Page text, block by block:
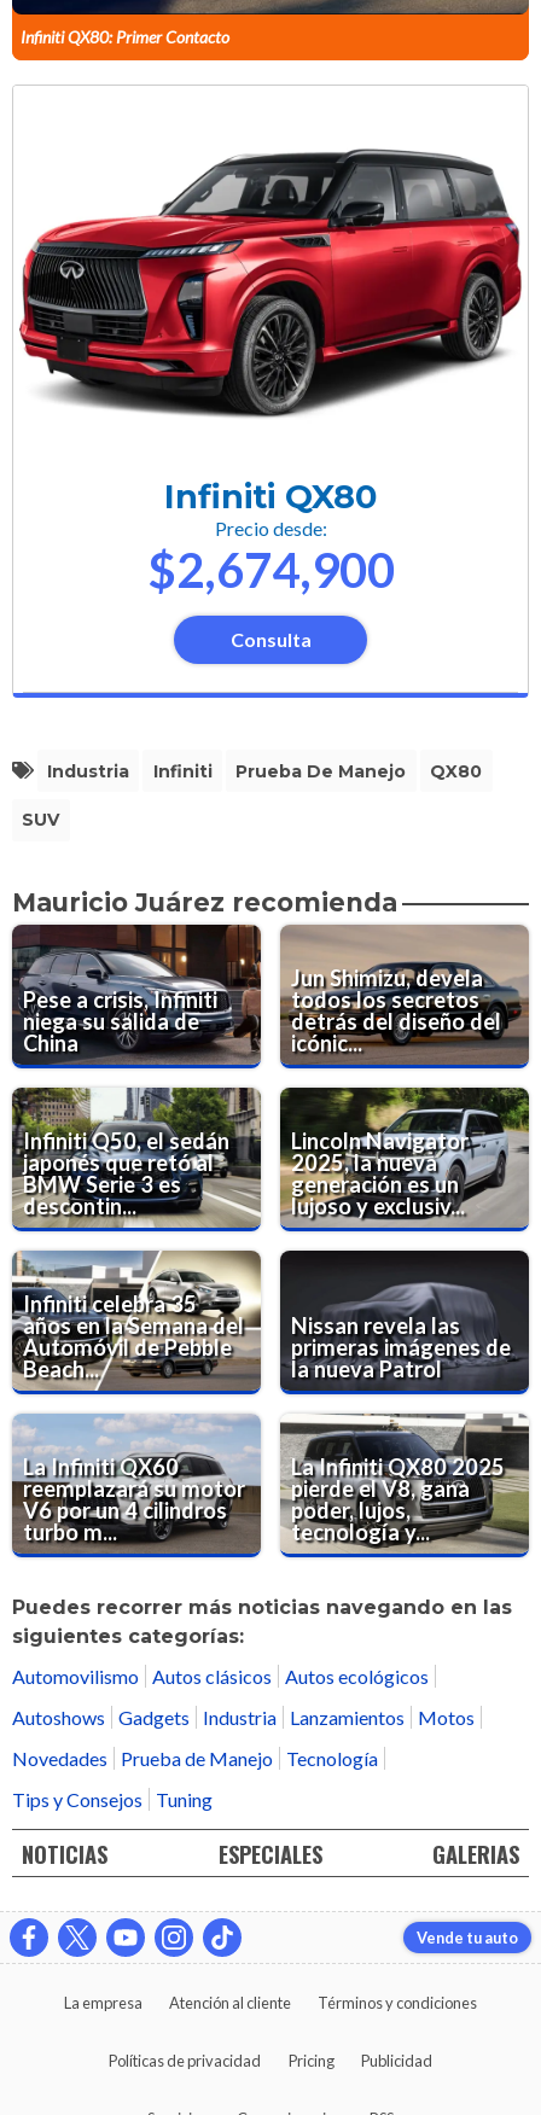
Infiniti QX80: Primer Contacto
Infiniti QX80
Precio desde:
$2,674,900
Consulta
Industria Infiniti Prueba De Manejo QX80
SUV
Mauricio Juárez recomienda
Pese a crisis, Infiniti
niega su salida de
China
Jun Shimizu, devela
todos los secretos
detrás del diseño del
icónic...
Infiniti Q50, el sedán
japonés que retó al
BMW Serie 3 es
descontin...
Lincoln Navigator
2025, la nueva
generación es un
lujoso y exclusiv...
Infiniti celebra 35
años en la Semana del
Automóvil de Pebble
Beach...
Nissan revela las
primeras imágenes de
la nueva Patrol
La Infiniti QX60
reemplazará su motor
V6 por un 4 cilindros
turbo m...
La Infiniti QX80 2025
pierde el V8, gana
poder, lujos,
tecnología y...
Puedes recorrer más noticias navegando en las
siguientes categorías:
Automovilismo Autos clásicos
Autos ecológicos
Autoshows
Gadgets Industria Lanzamientos
Motos
Novedades
Prueba de Manejo
Tecnología
Tips y Consejos
Tuning
NOTICIAS ESPECIALES GALERIAS
Vende tu auto
La empresa Atención al cliente Términos y condiciones
Políticas de privacidad Pricing Publicidad